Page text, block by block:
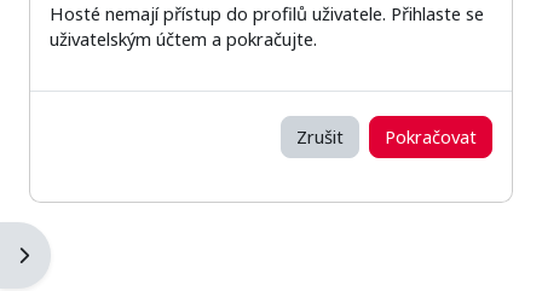
Otevřít panel bloku
Hosté nemají přístup do profilů uživatele. Přihlaste se
uživatelským účtem a pokračujte.
Zrušit Pokračovat